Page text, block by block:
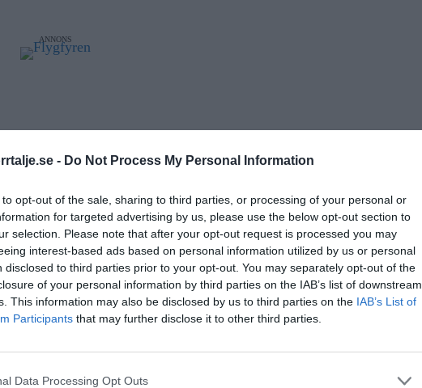
- Do Not Process My Personal Information
to opt-out of the sale, sharing to third parties, or processing of your personal or
for targeted advertising by us, please use the below opt-out section to
selection. Please note that after your opt-out request is processed you may
interest-based ads based on personal information utilized by us or personal
disclosed to third parties prior to your opt-out. You may separately opt-out of the
of your personal information by third parties on the IAB’s list of downstream
This information may also be disclosed by us to third parties on the IAB’s List of
Participants that may further disclose it to other third parties.
Data Processing Opt Outs
ANNONS
väder